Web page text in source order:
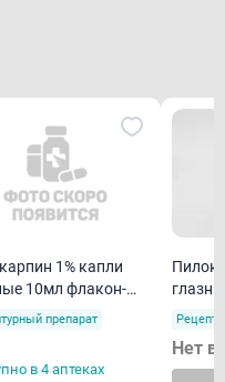
1% капли
10мл флакон-
препарат
в 4 аптеках
Нет в